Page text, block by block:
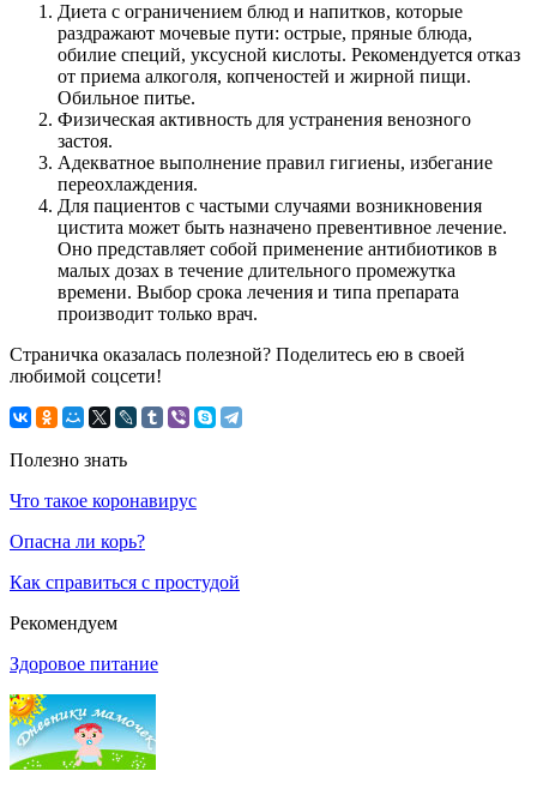
Диета с ограничением блюд и напитков, которые
раздражают мочевые пути: острые, пряные блюда,
обилие специй, уксусной кислоты. Рекомендуется отказ
от приема алкоголя, копченостей и жирной пищи.
Обильное питье.
Физическая активность для устранения венозного
застоя.
Адекватное выполнение правил гигиены, избегание
переохлаждения.
Для пациентов с частыми случаями возникновения
цистита может быть назначено превентивное лечение.
Оно представляет собой применение антибиотиков в
малых дозах в течение длительного промежутка
времени. Выбор срока лечения и типа препарата
производит только врач.
Страничка оказалась полезной? Поделитесь ею в своей
любимой соцсети!
Полезно знать
Что такое коронавирус
Опасна ли корь?
Как справиться с простудой
Рекомендуем
Здоровое питание